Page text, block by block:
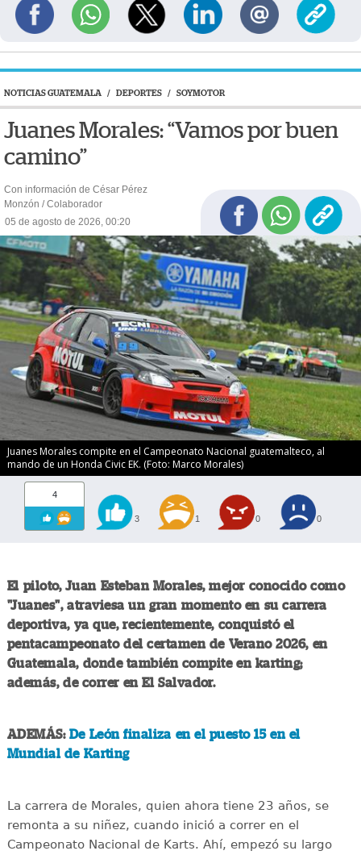
NOTICIAS GUATEMALA / DEPORTES / SOYMOTOR
Juanes Morales: “Vamos por buen
camino”
Con información de César Pérez
Monzón / Colaborador
05 de agosto de 2026, 00:20
Juanes Morales compite en el Campeonato Nacional guatemalteco, al
mando de un Honda Civic EK. (Foto: Marco Morales)
4
3 1 0 0
El piloto, Juan Esteban Morales, mejor conocido como
"Juanes", atraviesa un gran momento en su carrera
deportiva, ya que, recientemente, conquistó el
pentacampeonato del certamen de Verano 2026, en
Guatemala, donde también compite en karting;
además, de correr en El Salvador.
ADEMÁS: De León finaliza en el puesto 15 en el
Mundial de Karting
La carrera de Morales, quien ahora tiene 23 años, se
remonta a su niñez, cuando inició a correr en el
Campeonato Nacional de Karts. Ahí, empezó su largo